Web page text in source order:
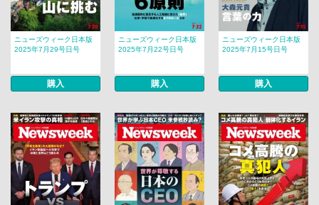
ニューズウィーク日本版
2025年7月29号日号
購入
ニューズウィーク日本版
2025年7月22号日号
購入
ニューズウィーク日本版
2025年7月15号日号
購入